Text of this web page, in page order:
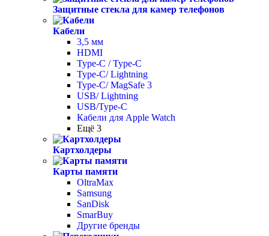
Защитные стекла для камер телефонов
Кабели
3,5 мм
HDMI
Type-C / Type-C
Type-C/ Lightning
Type-C/ MagSafe 3
USB/ Lightning
USB/Type-C
Кабели для Apple Watch
Ещё 3
Картхолдеры
Карты памяти
OltraMax
Samsung
SanDisk
SmarBuy
Другие бренды